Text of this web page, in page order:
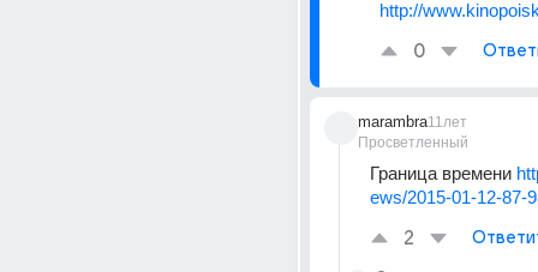
http://
0
marambra
Просветленный
11лет
Граница времени
ews/2015-01-12-87-
2